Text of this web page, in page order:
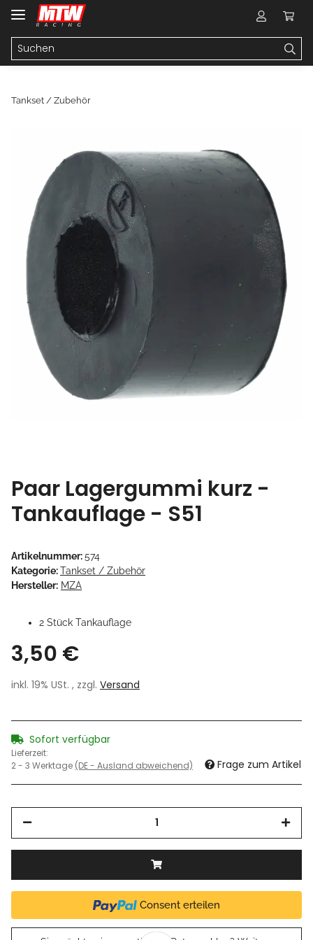
Tankset / Zubehör
Paar Lagergummi kurz -
Tankauflage - S51
Artikelnummer:574
Kategorie:Tankset / Zubehör
Hersteller: MZA
2 Stück Tankauflage
3,50 €
inkl. 19% USt. , zzgl. Versand
Sofort verfügbar
Lieferzeit:
2 - 3 Werktage (DE - Ausland abweichend) Frage zum Artikel
Consent erteilen